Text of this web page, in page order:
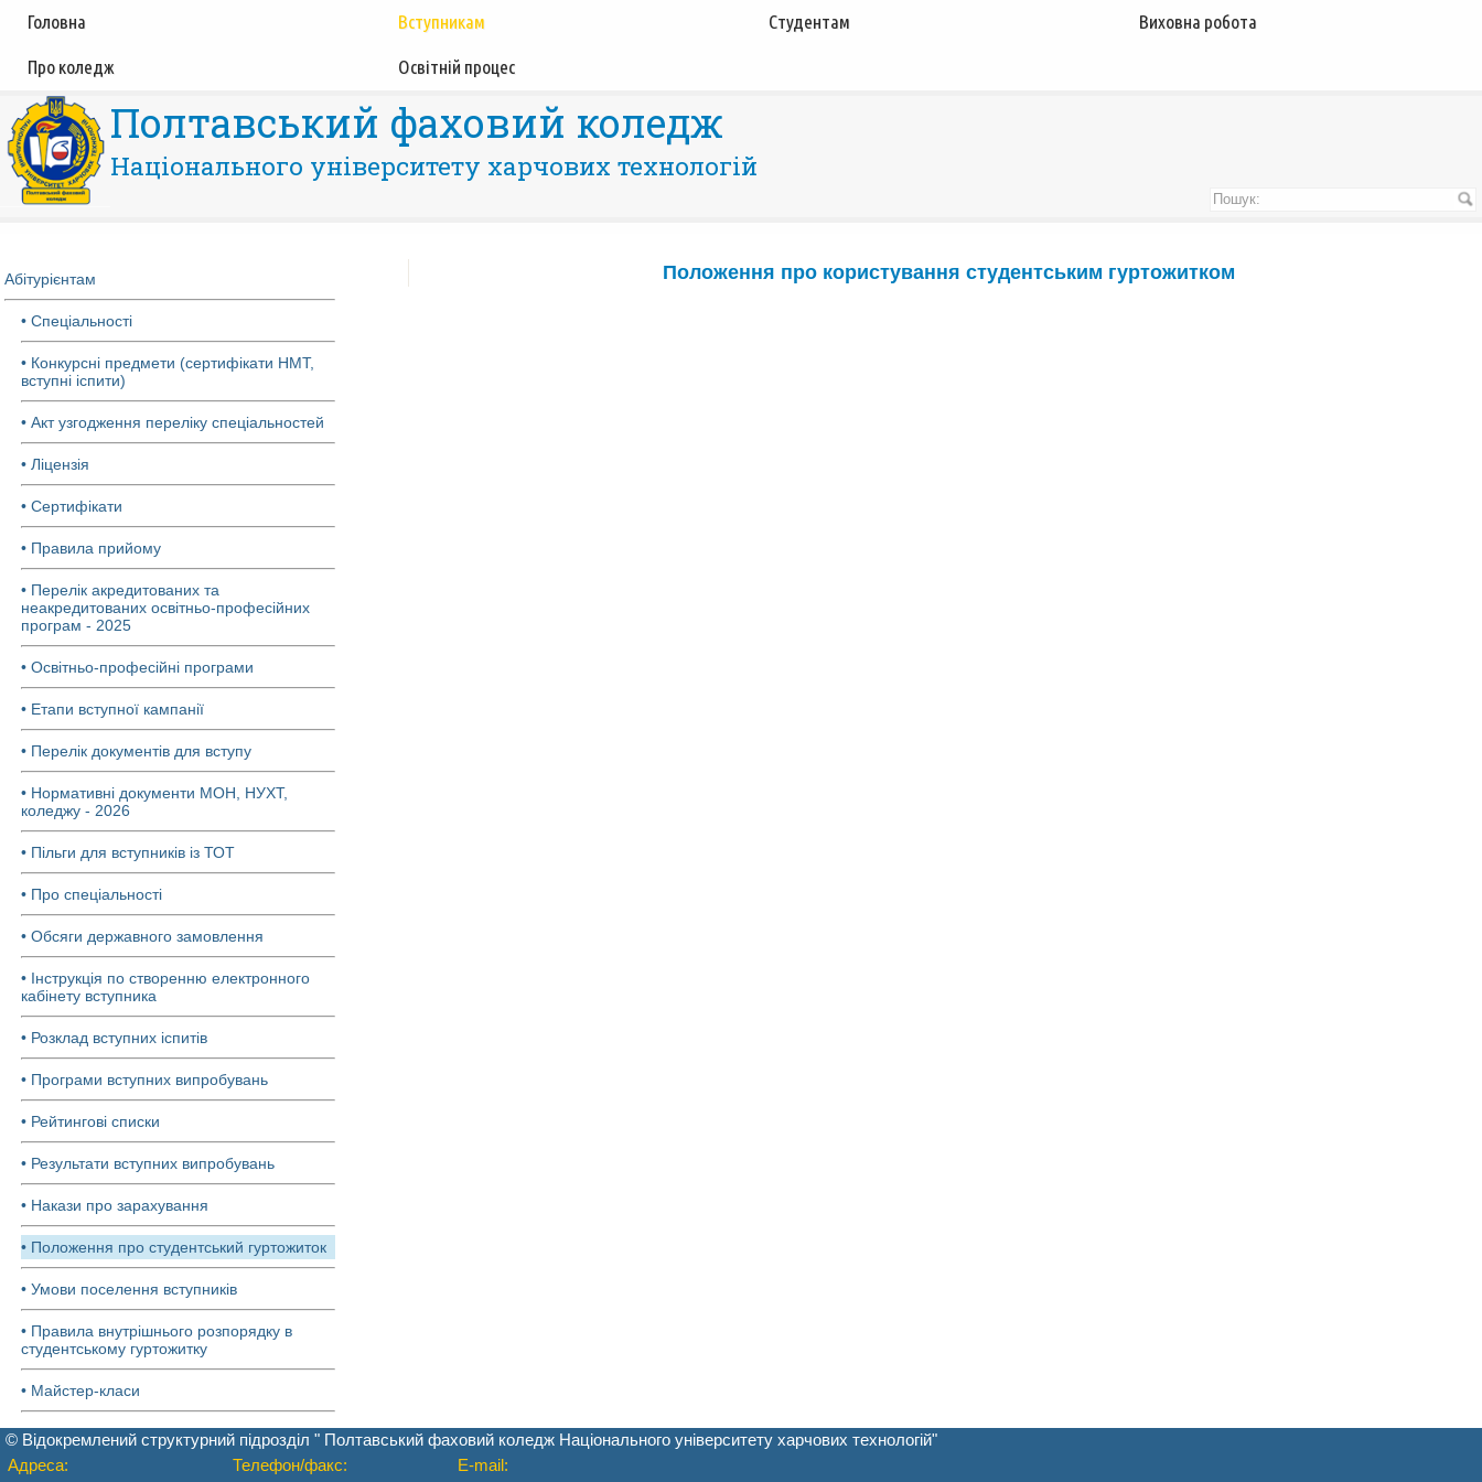
Головна Вступникам Студентам Виховна робота
Про коледж Освітній процес
Полтавський фаховий коледж
Національного університету харчових технологій
Абітурієнтам
• Спеціальності
• Конкурсні предмети (сертифікати НМТ,
вступні іспити)
• Акт узгодження переліку спеціальностей
• Ліцензія
• Сертифікати
• Правила прийому
• Перелік акредитованих та
неакредитованих освітньо-професійних
програм - 2025
• Освітньо-професійні програми
• Етапи вступної кампанії
• Перелік документів для вступу
• Нормативні документи МОН, НУХТ,
коледжу - 2026
• Пільги для вступників із ТОТ
• Про спеціальності
• Обсяги державного замовлення
• Інструкція по створенню електронного
кабінету вступника
• Розклад вступних іспитів
• Програми вступних випробувань
• Рейтингові списки
• Результати вступних випробувань
• Накази про зарахування
• Положення про студентський гуртожиток
• Умови поселення вступників
• Правила внутрішнього розпорядку в
студентському гуртожитку
• Майстер-класи
Положення про користування студентським гуртожитком
© Відокремлений структурний підрозділ " Полтавський фаховий коледж Національного університету харчових технологій"
Адреса:
Телефон/факс:
E-mail: